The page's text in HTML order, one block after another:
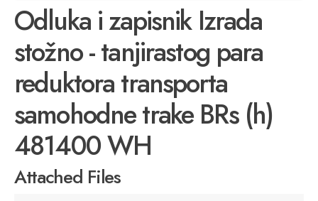
Odluka i zapisnik Izrada
stožno - tanjirastog para
reduktora transporta
samohodne trake BRs (h)
481400 WH
Attached Files